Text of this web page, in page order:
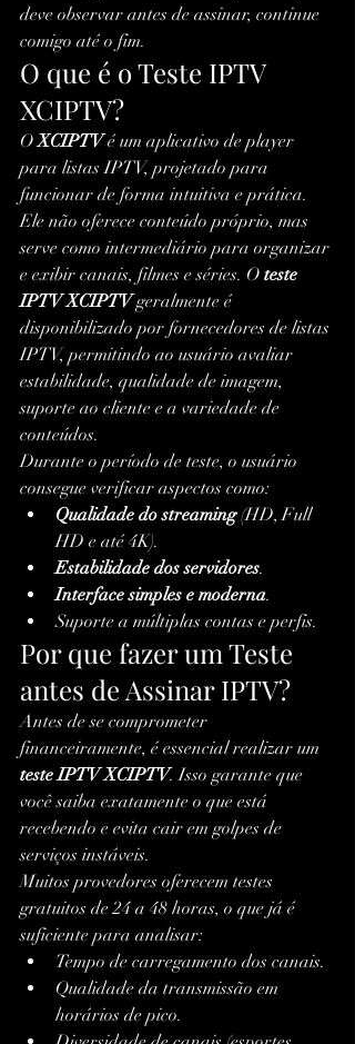
deve observar antes de assinar, continue
comigo até o fim.
O que é o Teste IPTV
XCIPTV?
O XCIPTV é um aplicativo de player
para listas IPTV, projetado para
funcionar de forma intuitiva e prática.
Ele não oferece conteúdo próprio, mas
serve como intermediário para organizar
e exibir canais, filmes e séries. O teste
IPTV XCIPTV geralmente é
disponibilizado por fornecedores de listas
IPTV, permitindo ao usuário avaliar
estabilidade, qualidade de imagem,
suporte ao cliente e a variedade de
conteúdos.
Durante o período de teste, o usuário
consegue verificar aspectos como:
Qualidade do streaming (HD, Full
HD e até 4K).
Estabilidade dos servidores.
Interface simples e moderna.
Suporte a múltiplas contas e perfis.
Por que fazer um Teste
antes de Assinar IPTV?
Antes de se comprometer
financeiramente, é essencial realizar um
teste IPTV XCIPTV. Isso garante que
você saiba exatamente o que está
recebendo e evita cair em golpes de
serviços instáveis.
Muitos provedores oferecem testes
gratuitos de 24 a 48 horas, o que já é
suficiente para analisar:
Tempo de carregamento dos canais.
Qualidade da transmissão em
horários de pico.